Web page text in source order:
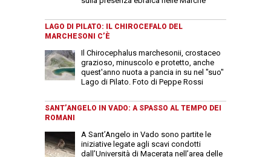
LAGO DI PILATO: IL CHIROCEFALO DEL
MARCHESONI C’È
Il Chirocephalus marchesonii, crostaceo
grazioso, minuscolo e protetto, anche
quest'anno nuota a pancia in su nel "suo"
Lago di Pilato. Foto di Peppe Rossi
SANT’ANGELO IN VADO: A SPASSO AL TEMPO DEI
ROMANI
A Sant’Angelo in Vado sono partite le
iniziative legate agli scavi condotti
dall’Università di Macerata nell’area delle